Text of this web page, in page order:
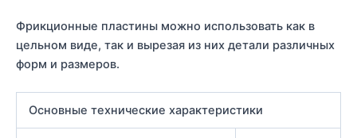
Фрикционные пластины можно использовать как в
цельном виде, так и вырезая из них детали различных
форм и размеров.
Основные технические характеристики